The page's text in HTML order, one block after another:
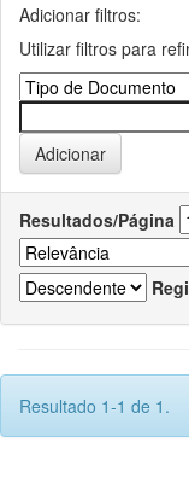
Adicionar filtros:
Utilizar filtros para
Resultados/Página
Resultado 1-1 de 1.